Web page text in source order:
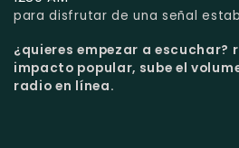
para disfrutar de una señal
¿quieres empezar a escuchar?
impacto popular, sube el
radio en línea.